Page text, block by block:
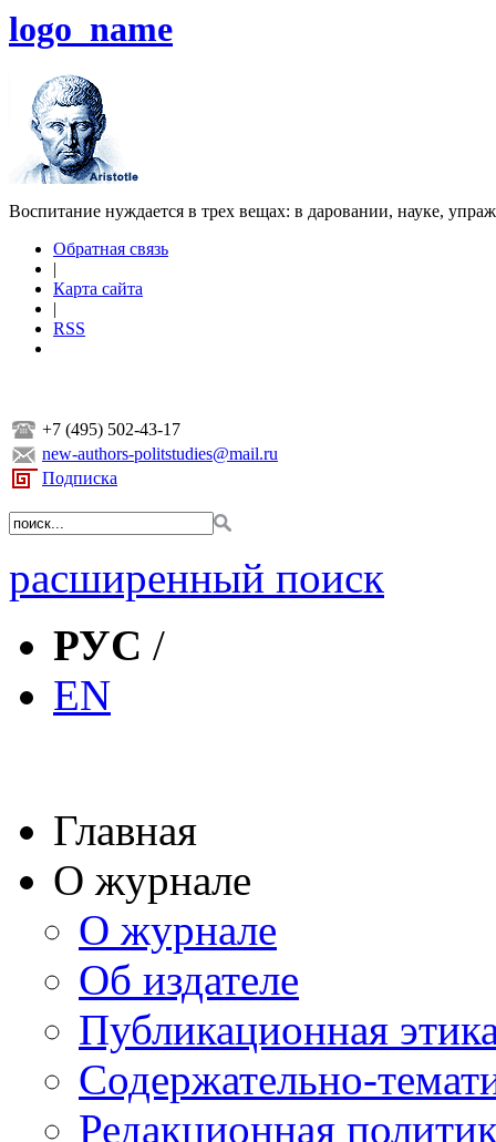
logo_name
Воспитание нуждается в трех вещах: в даровании, науке,
Обратная связь
|
Карта сайта
|
RSS
+7 (495) 502-43-17
new-authors-politstudies@mail.ru
Подписка
расширенный поиск
РУС /
EN
Главная
О журнале
О журнале
Об издателе
Публикационная
Содержательно-
Редакционная